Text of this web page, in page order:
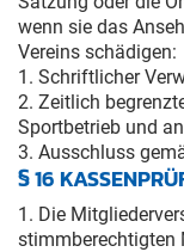
wenn sie das
Vereins schädigen:
1. Schriftlicher
2. Zeitlich
Sportbetrieb und
3. Ausschluss
§ 16
1. Die
stimmberechtigten